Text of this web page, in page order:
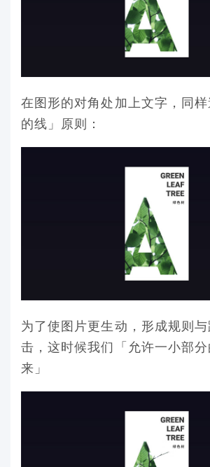
在图形的对角处加上文字，同
的线」原则：
为了使图片更生动，形成规则
击，这时候我们「允许一小部
来」